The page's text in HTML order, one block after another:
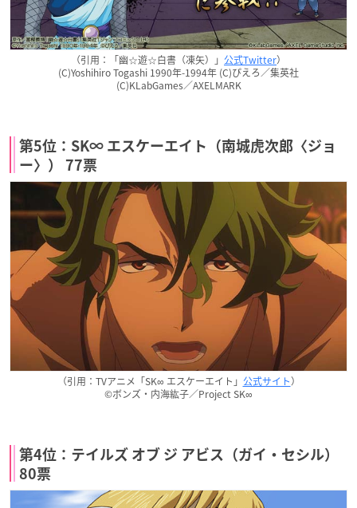
（引用：「幽☆遊☆白書（凍矢）」 公式Twitter）
(C)Yoshihiro Togashi 1990年-1994年 (C)ぴえろ／集英社
(C)KLabGames／AXELMARK
第5位：SK∞ エスケーエイト（南城虎次郎〈ジョ
ー〉） 77票
（引用：TVアニメ「SK∞ エスケーエイト」 公式サイト）
©ボンズ・内海紘子／Project SK∞
第4位：テイルズ オブ ジ アビス（ガイ・セシル）
80票